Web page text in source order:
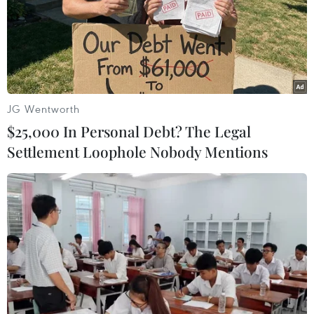
TIN LIÊN QUAN
JG Wentworth
$25,000 In Personal Debt? The Legal
Settlement Loophole Nobody Mentions